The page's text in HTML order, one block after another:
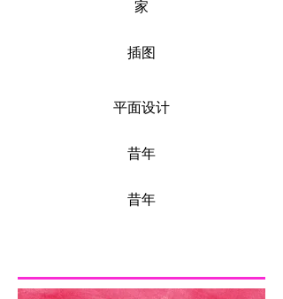
家
插图
平面设计
昔年
昔年